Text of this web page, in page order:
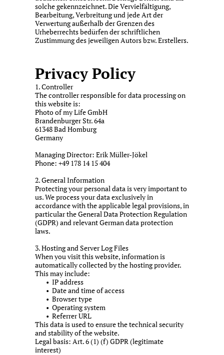
solche gekennzeichnet. Die Vervielfältigung,
Bearbeitung, Verbreitung und jede Art der
Verwertung außerhalb der Grenzen des
Urheberrechts bedürfen der schriftlichen
Zustimmung des jeweiligen Autors bzw. Erstellers.
Privacy Policy
1. Controller
The controller responsible for data processing on
this website is:
Photo of my Life GmbH
Brandenburger Str. 64a
61348 Bad Homburg
Germany
Managing Director: Erik Müller-Jökel
Phone: +49 178 14 15 404
2. General Information
Protecting your personal data is very important to
us. We process your data exclusively in
accordance with the applicable legal provisions, in
particular the General Data Protection Regulation
(GDPR) and relevant German data protection
laws.
3. Hosting and Server Log Files
When you visit this website, information is
automatically collected by the hosting provider.
This may include:
IP address
Date and time of access
Browser type
Operating system
Referrer URL
This data is used to ensure the technical security
and stability of the website.
Legal basis: Art. 6 (1) (f) GDPR (legitimate
interest)